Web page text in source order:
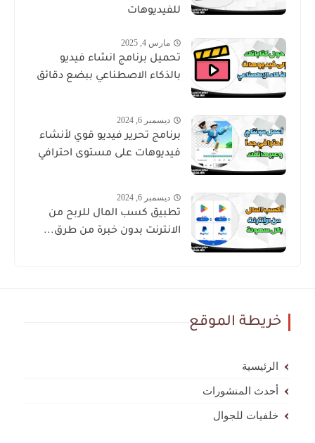
للفيديوهات
مارس 4, 2025
تحميل برنامج انشاء فيديو
بالذكاء الاصطناعي ببضع دقائق
ديسمبر 6, 2024
برنامج تحرير فيديو قوي لأنشاء
فيديوهات على مستوى احترافي
ديسمبر 6, 2024
تطبيق كسب المال للربح من
الانترنت بدون خبرة من طرق...
خريطة الموقع
الرئيسية
أحدث المنشورات
خلفيات للجوال